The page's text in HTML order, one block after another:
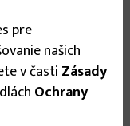
pre
našich
v časti Zásady
Ochrany